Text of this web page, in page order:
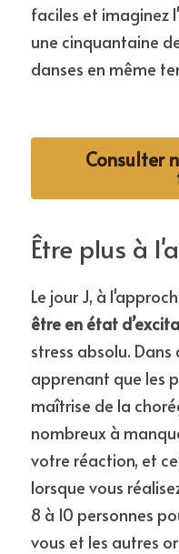
faciles et imaginez
une cinquantaine
danses en même
Consulter
Être plus à
Le jour J, à
être en état
stress absolu.
apprenant que les
maîtrise de la
nombreux à
votre réaction, et
lorsque vous
8 à 10 personnes
vous et les autres